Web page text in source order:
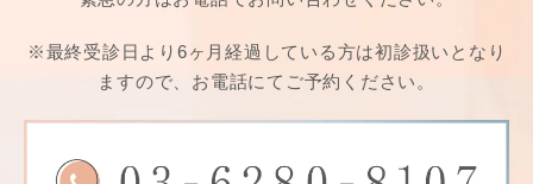
※最終受診日より6ヶ月経過している方は初診扱いとなり
ますので、お電話にてご予約ください。